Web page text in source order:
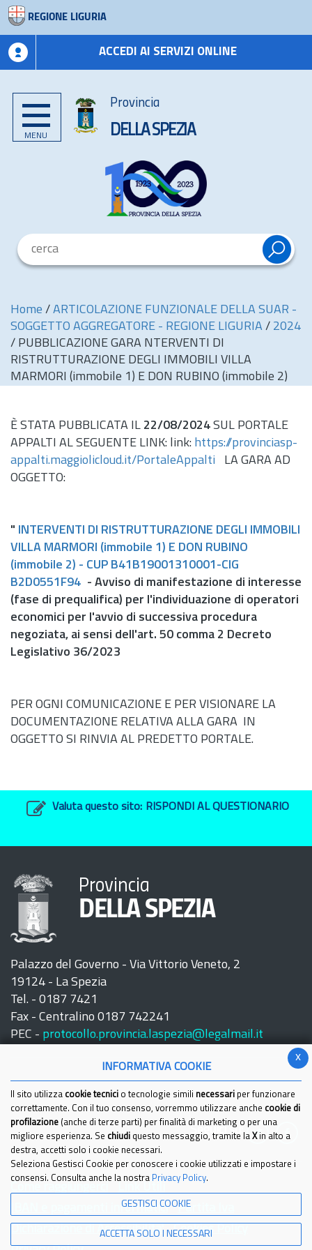
REGIONE LIGURIA
ACCEDI AI SERVIZI ONLINE
MENU
Provincia
DELLA SPEZIA
Home / ARTICOLAZIONE FUNZIONALE DELLA SUAR -
SOGGETTO AGGREGATORE - REGIONE LIGURIA / 2024
/ PUBBLICAZIONE GARA NTERVENTI DI
RISTRUTTURAZIONE DEGLI IMMOBILI VILLA
MARMORI (immobile 1) E DON RUBINO (immobile 2)
È STATA PUBBLICATA IL 22/08/2024 SUL PORTALE
APPALTI AL SEGUENTE LINK: link: https://provinciasp-
appalti.maggiolicloud.it/PortaleAppalti
LA GARA AD
OGGETTO:
" INTERVENTI DI RISTRUTTURAZIONE DEGLI IMMOBILI
VILLA MARMORI (immobile 1) E DON RUBINO
(immobile 2) - CUP B41B19001310001-CIG
B2D0551F94 - Avviso di manifestazione di interesse
(fase di prequalifica) per l'individuazione di operatori
economici per l'avvio di successiva procedura
negoziata, ai sensi dell'art. 50 comma 2 Decreto
Legislativo 36/2023
PER OGNI COMUNICAZIONE E PER VISIONARE LA
DOCUMENTAZIONE RELATIVA ALLA GARA IN
OGGETTO SI RINVIA AL PREDETTO PORTALE.
Valuta questo sito: RISPONDI AL QUESTIONARIO
Provincia
DELLA SPEZIA
Palazzo del Governo - Via Vittorio Veneto, 2
19124 - La Spezia
Tel. - 0187 7421
Fax - Centralino 0187 742241
PEC - protocollo.provincia.laspezia@legalmail.it
Seguici su:
IBAN e pagamenti informatici
Partita Iva
Dichiarazione di Accessibilita'
Cookies Policy
x
INFORMATIVA COOKIE
Il sito utilizza cookie tecnici o tecnologie simili necessari per funzionare
correttamente. Con il tuo consenso, vorremmo utilizzare anche cookie di
profilazione (anche di terze parti) per finalità di marketing o per una
migliore esperienza. Se chiudi questo messaggio, tramite la Xin alto a
destra, accetti solo i cookie necessari.
Seleziona Gestisci Cookie per conoscere i cookie utilizzati e impostare i
consensi. Consulta anche la nostra Privacy Policy.
GESTISCI COOKIE
ACCETTA SOLO I NECESSARI